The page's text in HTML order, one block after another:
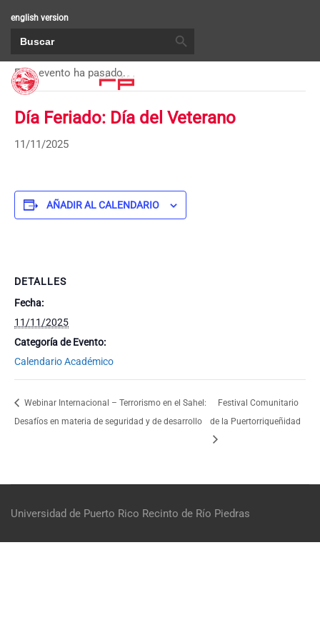
english version
« Todos los Eventos
Este evento ha pasado.
Día Feriado: Día del Veterano
11/11/2025
AÑADIR AL CALENDARIO
DETALLES
Fecha:
11/11/2025
Categoría de Evento:
Calendario Académico
Webinar Internacional – Terrorismo en el Sahel:
Desafíos en materia de seguridad y de desarrollo
Festival Comunitario
de la Puertorriqueñidad
Universidad de Puerto Rico Recinto de Río Piedras